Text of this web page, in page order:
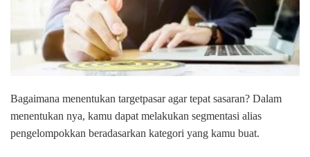
Bagaimana menentukan targetpasar agar tepat sasaran? Dalam
menentukan nya, kamu dapat melakukan segmentasi alias
pengelompokkan beradasarkan kategori yang kamu buat.